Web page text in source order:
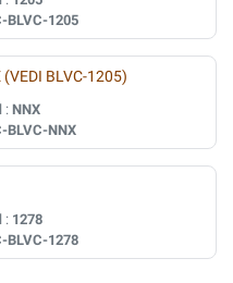
BLVC-1205
(VEDI BLVC-1205)
: NNX
BLVC-NNX
: 1278
BLVC-1278